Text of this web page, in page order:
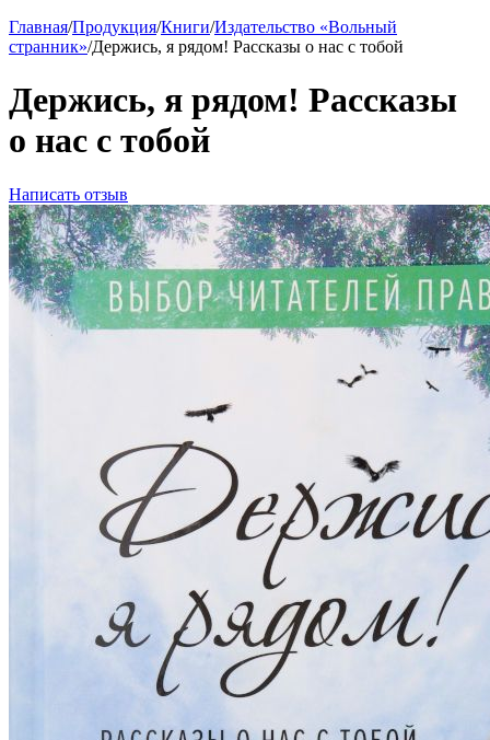
Главная/Продукция/Книги/Издательство «Вольный
странник»/Держись, я рядом! Рассказы о нас с тобой
Держись, я рядом! Рассказы
о нас с тобой
Написать отзыв